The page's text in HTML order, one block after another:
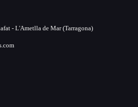
- L'Ametlla de Mar (Tarragona)